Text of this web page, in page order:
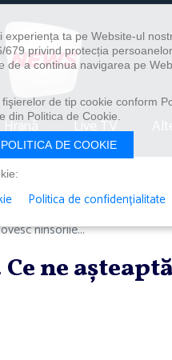
Hrană Live TV
ninsorile...
ne
ta pe Website-ul
privind protecția
a continua navigarea pe
de tip cookie conform
din Politica de Cookie.
DE COOKIE
Politica de confidențialitate